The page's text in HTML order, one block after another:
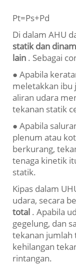
Pt​=Ps​+Pd​
Di dalam AHU
statik dan
lain . Sebagai
● Apabila
meletakkan ibu
aliran udara
tekanan statik
● Apabila
plenum atau
berkurang,
tenaga kinetik
statik.
Kipas dalam
udara, secara
total . Apabila
gegelung, dan
tekanan jumlah
kehilangan
rintangan.